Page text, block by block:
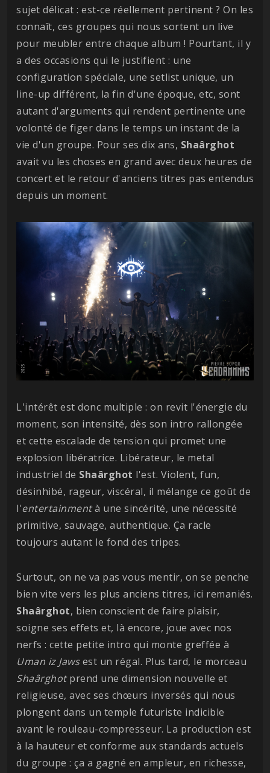
sujet délicat : est-ce réellement pertinent ? On les
connaît, ces groupes qui nous sortent un live
pour meubler entre chaque album ! Pourtant, il y
a des occasions qui le justifient : une
configuration spéciale, une setlist unique, un
line-up différent, la fin d'une époque, etc, sont
autant d'arguments qui rendent pertinente une
volonté de figer dans le temps un instant de la
vie d'un groupe. Pour ses dix ans, Shaârghot
avait vu les choses en grand avec deux heures de
concert et le retour d'anciens titres pas entendus
depuis un moment.
L'intérêt est donc multiple : on revit l'énergie du
moment, son intensité, dès son intro rallongée
et cette escalade de tension qui promet une
explosion libératrice. Libérateur, le metal
industriel de Shaârghot l'est. Violent, fun,
désinhibé, rageur, viscéral, il mélange ce goût de
l'entertainmentà une sincérité, une nécessité
primitive, sauvage, authentique. Ça racle
toujours autant le fond des tripes.
Surtout, on ne va pas vous mentir, on se penche
bien vite vers les plus anciens titres, ici remaniés.
Shaârghot, bien conscient de faire plaisir,
soigne ses effets et, là encore, joue avec nos
nerfs : cette petite intro qui monte greffée à
Uman iz Jawsest un régal. Plus tard, le morceau
Shaârghotprend une dimension nouvelle et
religieuse, avec ses chœurs inversés qui nous
plongent dans un temple futuriste indicible
avant le rouleau-compresseur. La production est
à la hauteur et conforme aux standards actuels
du groupe : ça a gagné en ampleur, en richesse,